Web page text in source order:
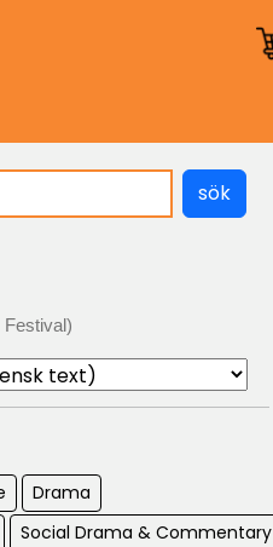
sök
Drama
Social Drama & Commentary